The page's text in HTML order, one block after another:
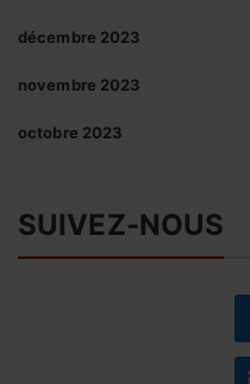
décembre 2023
novembre 2023
octobre 2023
SUIVEZ-NOUS